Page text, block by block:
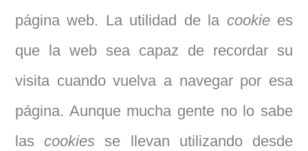
página web. La utilidad de la cookiees
que la web sea capaz de recordar su
visita cuando vuelva a navegar por esa
página. Aunque mucha gente no lo sabe
lascookies se llevan utilizando desde